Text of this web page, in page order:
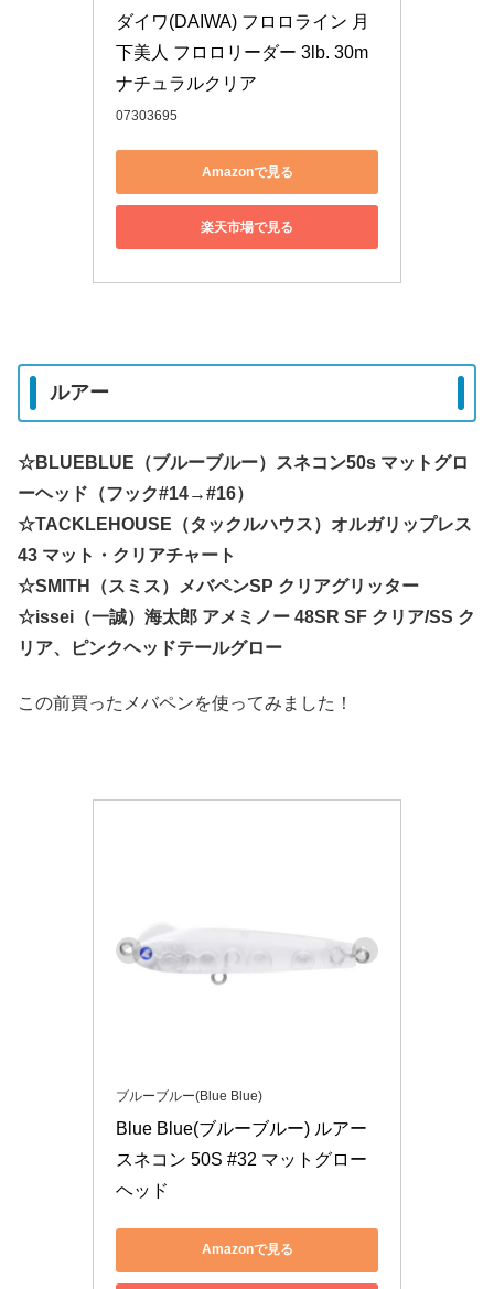
ダイワ(DAIWA) フロロライン 月
下美人 フロロリーダー 3lb. 30m
ナチュラルクリア
07303695
Amazonで見る
楽天市場で見る
ルアー
☆BLUEBLUE（ブルーブルー）スネコン50s マットグロ
ーヘッド（フック#14→#16）
☆TACKLEHOUSE（タックルハウス）オルガリップレス
43 マット・クリアチャート
☆SMITH（スミス）メバペンSP クリアグリッター
☆issei（一誠）海太郎 アメミノー 48SR SF クリア/SS ク
リア、ピンクヘッドテールグロー
この前買ったメバペンを使ってみました！
ブルーブルー(Blue Blue)
Blue Blue(ブルーブルー) ルアー
スネコン 50S #32 マットグロー
ヘッド
Amazonで見る